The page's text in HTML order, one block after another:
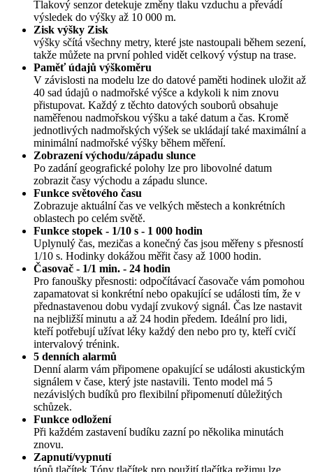
Tlakový senzor detekuje změny tlaku vzduchu a převádí
výsledek do výšky až 10 000 m.
Zisk výšky Zisk
výšky sčítá všechny metry, které jste nastoupali během sezení,
takže můžete na první pohled vidět celkový výstup na trase.
Paměť údajů výškoměru
V závislosti na modelu lze do datové paměti hodinek uložit až
40 sad údajů o nadmořské výšce a kdykoli k nim znovu
přistupovat. Každý z těchto datových souborů obsahuje
naměřenou nadmořskou výšku a také datum a čas. Kromě
jednotlivých nadmořských výšek se ukládají také maximální a
minimální nadmořské výšky během měření.
Zobrazení východu/západu slunce
Po zadání geografické polohy lze pro libovolné datum
zobrazit časy východu a západu slunce.
Funkce světového času
Zobrazuje aktuální čas ve velkých městech a konkrétních
oblastech po celém světě.
Funkce stopek - 1/10 s - 1 000 hodin
Uplynulý čas, mezičas a konečný čas jsou měřeny s přesností
1/10 s. Hodinky dokážou měřit časy až 1000 hodin.
Časovač - 1/1 min. - 24 hodin
Pro fanoušky přesnosti: odpočítávací časovače vám pomohou
zapamatovat si konkrétní nebo opakující se události tím, že v
přednastavenou dobu vydají zvukový signál. Čas lze nastavit
na nejbližší minutu a až 24 hodin předem. Ideální pro lidi,
kteří potřebují užívat léky každý den nebo pro ty, kteří cvičí
intervalový trénink.
5 denních alarmů
Denní alarm vám připomene opakující se události akustickým
signálem v čase, který jste nastavili. Tento model má 5
nezávislých budíků pro flexibilní připomenutí důležitých
schůzek.
Funkce odložení
Při každém zastavení budíku zazní po několika minutách
znovu.
Zapnutí/vypnutí
tónů tlačítek Tóny tlačítek pro použití tlačítka režimu lze